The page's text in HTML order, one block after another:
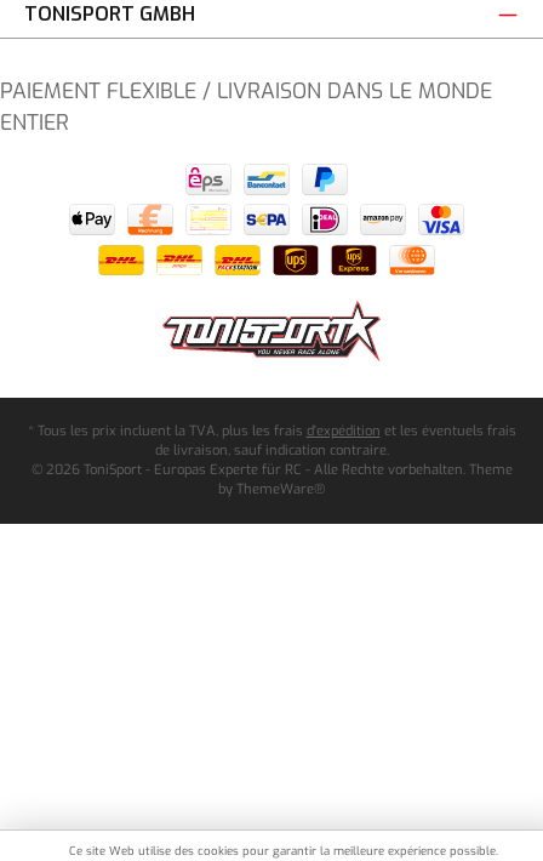
TONISPORT GMBH
PAIEMENT FLEXIBLE / LIVRAISON DANS LE MONDE
ENTIER
* Tous les prix incluent la TVA, plus les frais d'expédition et les éventuels frais
de livraison, sauf indication contraire.
© 2026 ToniSport - Europas Experte für RC - Alle Rechte vorbehalten. Theme
by ThemeWare®
Ce site Web utilise des cookies pour garantir la meilleure expérience possible.